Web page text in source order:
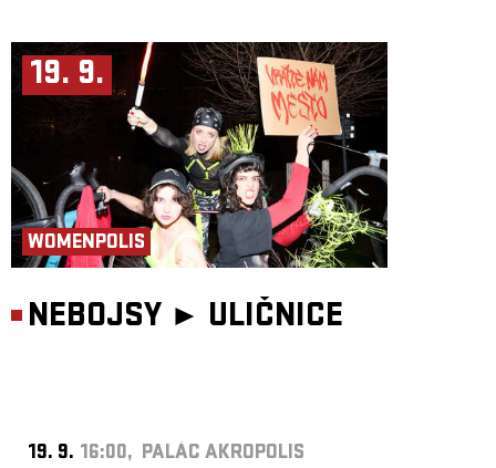
19. 9.
WOMENPOLIS
NEBOJSY ► ULIČNICE
19. 9. 16:00, PALÁC AKROPOLIS